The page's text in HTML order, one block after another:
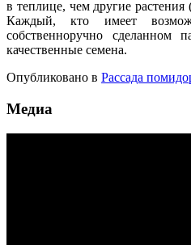
в теплице, чем другие
Каждый, кто имеет
собственноручно сделанном
качественные семена.
Опубликовано в Рассада
Медиа